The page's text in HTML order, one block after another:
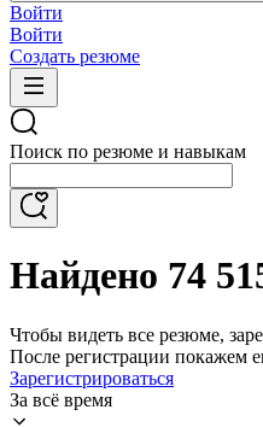
Войти
Войти
Создать резюме
Поиск по резюме и навыкам
Найдено 74
Чтобы видеть все резюме,
После регистрации покажем
Зарегистрироваться
За всё время